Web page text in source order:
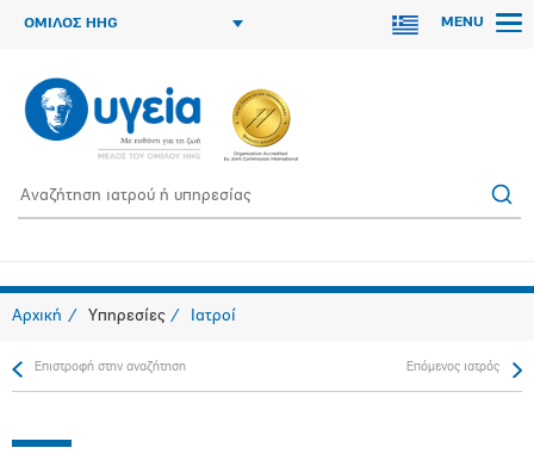
ΟΜΙΛΟΣ HHG MENU
Αρχική Υπηρεσίες Ιατροί
Επιστροφή στην αναζήτηση Επόμενος ιατρός